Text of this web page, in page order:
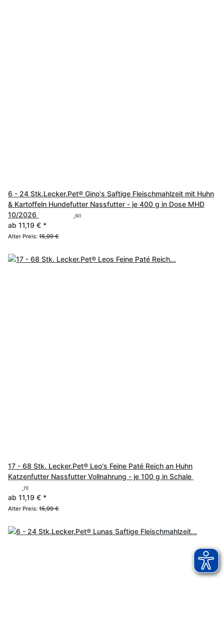
6 - 24 Stk.Lecker.Pet® Gino's Saftige Fleischmahlzeit mit Huhn
& Kartoffeln Hundefutter Nassfutter - je 400 g in Dose MHD
10/2026
(0)
ab 11,19 € *
Alter Preis: 15,99 €
17 - 68 Stk. Lecker.Pet® Leo's Feine Paté Reich an Huhn
Katzenfutter Nassfutter Vollnahrung - je 100 g in Schale
(1)
ab 11,19 € *
Alter Preis: 15,99 €